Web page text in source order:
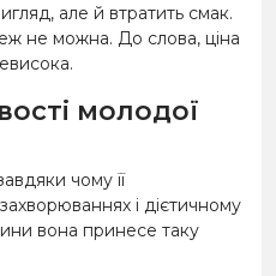
але й втратить смак.
не можна. До слова, ціна
молодої
чому її
і дієтичному
вона принесе таку